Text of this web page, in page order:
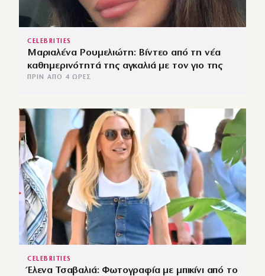
CELEBRITIES
Μαριαλένα Ρουμελιώτη: Βίντεο από τη νέα
καθημερινότητά της αγκαλιά με τον γιο της
ΠΡΙΝ ΑΠΌ 4 ΏΡΕΣ
CELEBRITIES
Έλενα Τσαβαλιά: Φωτογραφία με μπικίνι από το